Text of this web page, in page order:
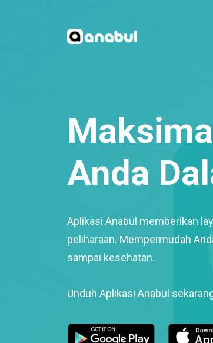
Anda
Aplikasi Anabul memberikan
peliharaan. Mempermudah
sampai kesehatan.
Unduh Aplikasi Anabul